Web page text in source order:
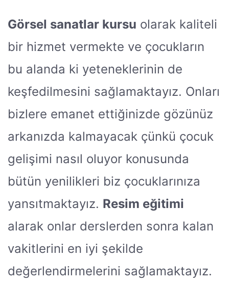
Görsel sanatlar kursu olarak kaliteli
bir hizmet vermekte ve çocukların
bu alanda ki yeteneklerinin de
keşfedilmesini sağlamaktayız. Onları
bizlere emanet ettiğinizde gözünüz
arkanızda kalmayacak çünkü çocuk
gelişimi nasıl oluyor konusunda
bütün yenilikleri biz çocuklarınıza
yansıtmaktayız. Resim eğitimi
alarak onlar derslerden sonra kalan
vakitlerini en iyi şekilde
değerlendirmelerini sağlamaktayız.